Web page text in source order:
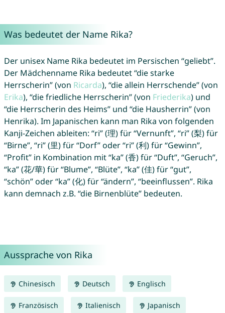
Was bedeutet der Name Rika?
Der unisex Name Rika bedeutet im Persischen “geliebt”.
Der Mädchenname Rika bedeutet “die starke
Herrscherin” (von Ricarda), “die allein Herrschende” (von
Erika), “die friedliche Herrscherin” (von Friederika) und
“die Herrscherin des Heims” und “die Hausherrin” (von
Henrika). Im Japanischen kann man Rika von folgenden
Kanji-Zeichen ableiten: “ri” (理) für “Vernunft”, “ri” (梨) für
“Birne”, “ri” (里) für “Dorf” oder “ri” (利) für “Gewinn”,
“Profit” in Kombination mit “ka” (香) für “Duft”, “Geruch”,
“ka” (花/華) für “Blume”, “Blüte”, “ka” (佳) für “gut”,
“schön” oder “ka” (化) für “ändern”, “beeinflussen”. Rika
kann demnach z.B. “die Birnenblüte” bedeuten.
Aussprache von Rika
Chinesisch Deutsch Englisch
Französisch Italienisch Japanisch